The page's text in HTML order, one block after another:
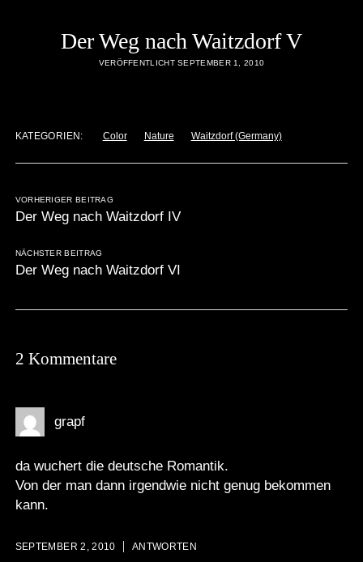
Der Weg nach Waitzdorf V
VERÖFFENTLICHT SEPTEMBER 1, 2010
KATEGORIEN: Color Nature Waitzdorf (Germany)
VORHERIGER BEITRAG
Der Weg nach Waitzdorf IV
NÄCHSTER BEITRAG
Der Weg nach Waitzdorf VI
2 Kommentare
grapf
da wuchert die deutsche Romantik.
Von der man dann irgendwie nicht genug bekommen
kann.
SEPTEMBER 2, 2010 ANTWORTEN